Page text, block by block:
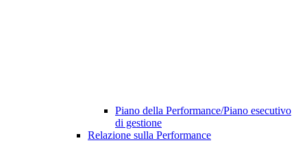
Piano della Performance/Piano esecutivo
di gestione
Relazione sulla Performance